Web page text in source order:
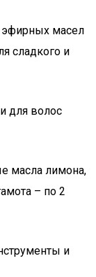
масел
сладкого и
для волос
масла лимона,
– по 2
и